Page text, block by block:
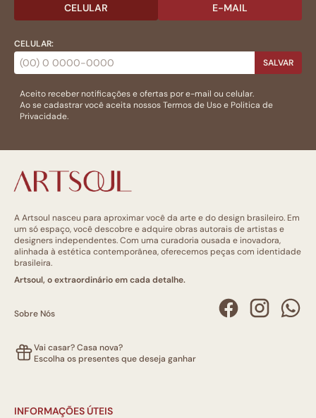
CELULAR E-MAIL
CELULAR:
SALVAR
Aceito receber notificações e ofertas por e-mail ou celular.
Ao se cadastrar você aceita nossosTermos de Usoe Politica de
Privacidade.
A Artsoul nasceu para aproximar você da arte e do design brasileiro. Em
um só espaço, você descobre e adquire obras autorais de artistas e
designers independentes. Com uma curadoria ousada e inovadora,
alinhada à estética contemporânea, oferecemos peças com identidade
brasileira.
Artsoul, o extraordinário em cada detalhe.
Sobre Nós
Vai casar? Casa nova?
Escolha os presentes que deseja ganhar
INFORMAÇÕES ÚTEIS